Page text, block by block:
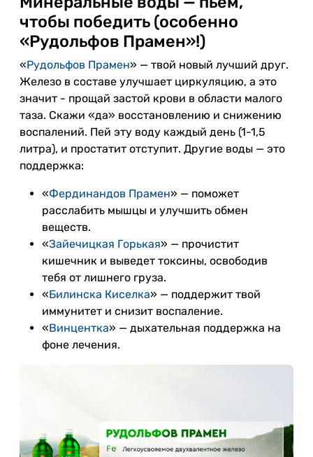
чтобы победить (особенно
«Рудольфов Прамен»!)
«Рудольфов Прамен» — твой новый лучший друг.
Железо в составе улучшает циркуляцию, а это
значит - прощай застой крови в области малого
таза. Скажи «да» восстановлению и снижению
воспалений. Пей эту воду каждый день (1-1,5
литра), и простатит отступит. Другие воды — это
поддержка:
«Фердинандов Прамен» — поможет
расслабить мышцы и улучшить обмен
веществ.
«Зайечицкая Горькая» — прочистит
кишечник и выведет токсины, освободив
тебя от лишнего груза.
«Билинска Киселка» — поддержит твой
иммунитет и снизит воспаление.
«Винцентка» — дыхательная поддержка на
фоне лечения.